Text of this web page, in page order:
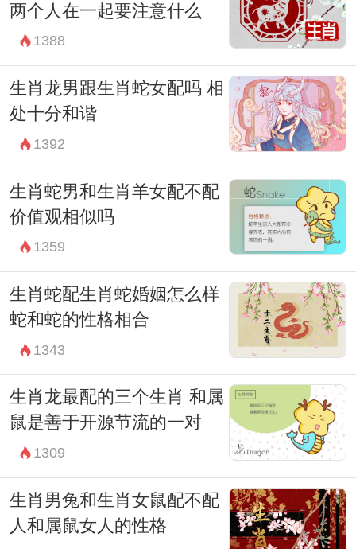
两个人在一起要注意什么
1388
生肖龙男跟生肖蛇女配吗 相
处十分和谐
1392
生肖蛇男和生肖羊女配不配
价值观相似吗
1359
生肖蛇配生肖蛇婚姻怎么样
蛇和蛇的性格相合
1343
生肖龙最配的三个生肖 和属
鼠是善于开源节流的一对
1309
生肖男兔和生肖女鼠配不配
人和属鼠女人的性格